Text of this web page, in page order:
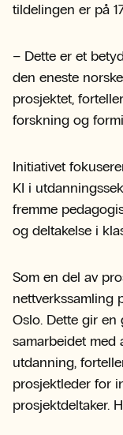
tildelingen er på
– Dette er et
den eneste
prosjektet,
forskning og
Initiativet
KI i
fremme
og deltakelse i
Som en del av
nettverkssamling
Oslo. Dette gir
samarbeidet med
utdanning,
prosjektleder for
prosjektdeltaker.